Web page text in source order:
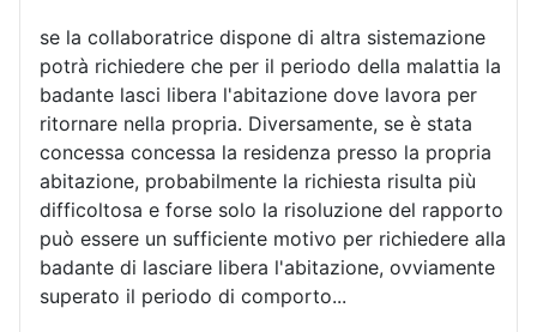
se la collaboratrice dispone di altra sistemazione
potrà richiedere che per il periodo della malattia la
badante lasci libera l'abitazione dove lavora per
ritornare nella propria. Diversamente, se è stata
concessa concessa la residenza presso la propria
abitazione, probabilmente la richiesta risulta più
difficoltosa e forse solo la risoluzione del rapporto
può essere un sufficiente motivo per richiedere alla
badante di lasciare libera l'abitazione, ovviamente
superato il periodo di comporto...